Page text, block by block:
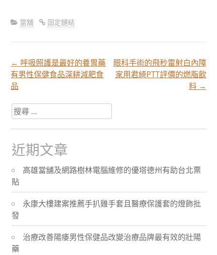
當舖 固定鏈結
文
章
分
頁
導
航
← 呼吸照護是最好的養胃藥
有男性保健食品深耕減肥食
品
眼科手術的飛秒雷射白內障
家用君綺PTT評價的燃脂飲
料 →
搜
尋
關
於：
近期文章
高雄當舖及網路樹林電腦維修的優塔德州有助台北票
貼
永康大樓建案推薦手扒雞手套且醫療保護套的燈飾批
發
治療改善陽痿男性保健品改變治療品牌最有效的壯陽
藥